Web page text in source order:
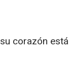
corazón